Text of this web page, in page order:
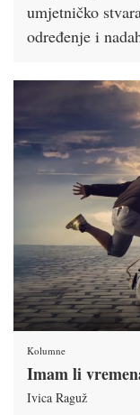
umjetničko
određenje i
Kolumne
Imam li
Ivica Raguž